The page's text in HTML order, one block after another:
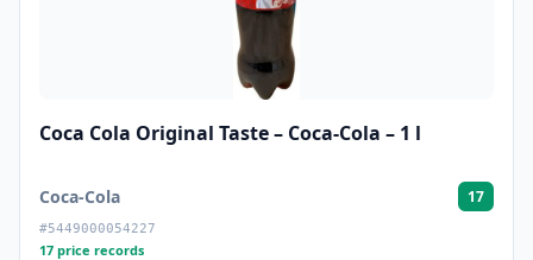
Coca Cola Original Taste – Coca-Cola – 1 l
Coca-Cola 17
#5449000054227
17 price records